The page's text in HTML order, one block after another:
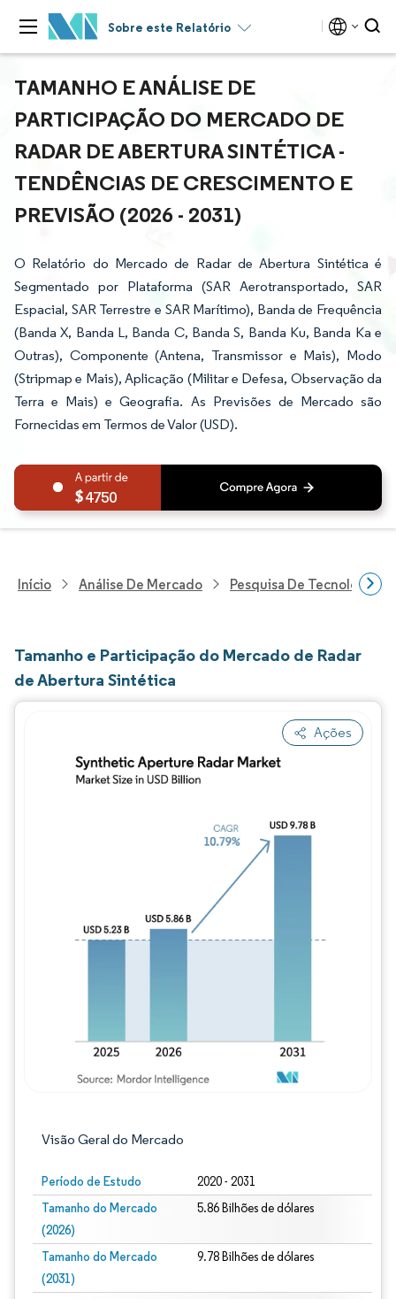
Sobre este Relatório
TAMANHO E ANÁLISE DE
PARTICIPAÇÃO DO MERCADO DE
RADAR DE ABERTURA SINTÉTICA -
TENDÊNCIAS DE CRESCIMENTO E
PREVISÃO (2026 - 2031)
O Relatório do Mercado de Radar de Abertura Sintética é
Segmentado por Plataforma (SAR Aerotransportado, SAR
Espacial, SAR Terrestre e SAR Marítimo), Banda de Frequência
(Banda X, Banda L, Banda C, Banda S, Banda Ku, Banda Ka e
Outras), Componente (Antena, Transmissor e Mais), Modo
(Stripmap e Mais), Aplicação (Militar e Defesa, Observação da
Terra e Mais) e Geografia. As Previsões de Mercado são
Fornecidas em Termos de Valor (USD).
4750
Início Análise De Mercado Pesquisa De Tecnologia,
Tamanho e Participação do Mercado de Radar
de Abertura Sintética
Ações
Visão Geral do Mercado
Período de Estudo 2020 - 2031
Tamanho do Mercado
(2026)
5.86 Bilhões de dólares
Tamanho do Mercado
(2031)
9.78 Bilhões de dólares
Imagem © Mordor Intelligence. O reuso